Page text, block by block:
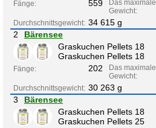
Fänge: 559
Das maximale
Gewicht:
Durchschnittsgewicht: 34 615 g
2
Bärensee
Graskuchen Pellets 18
Graskuchen Pellets 18
Fänge: 202
Das maximale
Gewicht:
Durchschnittsgewicht: 30 263 g
3
Bärensee
Graskuchen Pellets 18
Graskuchen Pellets 25